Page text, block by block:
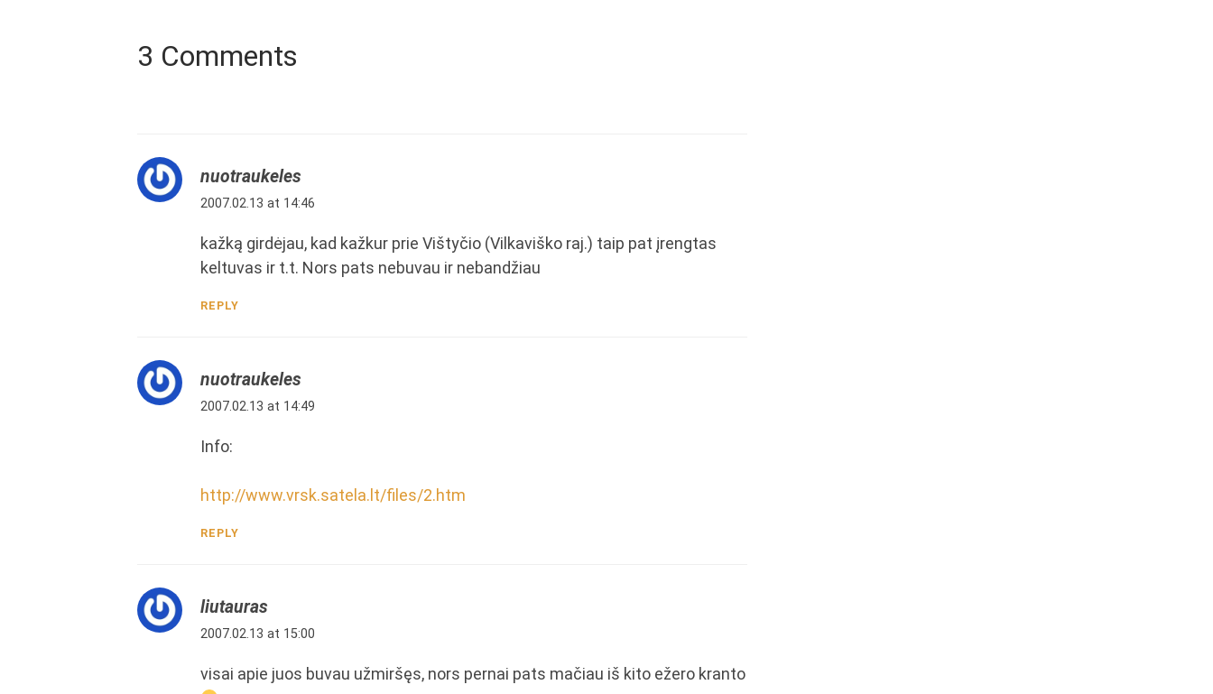
3 Comments
nuotraukeles
2007.02.13 at 14:46
kažką girdėjau, kad kažkur prie Vištyčio (Vilkaviško raj.) taip pat įrengtas
keltuvas ir t.t. Nors pats nebuvau ir nebandžiau
REPLY
nuotraukeles
2007.02.13 at 14:49
Info:
http://www.vrsk.satela.lt/files/2.htm
REPLY
liutauras
2007.02.13 at 15:00
visai apie juos buvau užmiršęs, nors pernai pats mačiau iš kito ežero kranto